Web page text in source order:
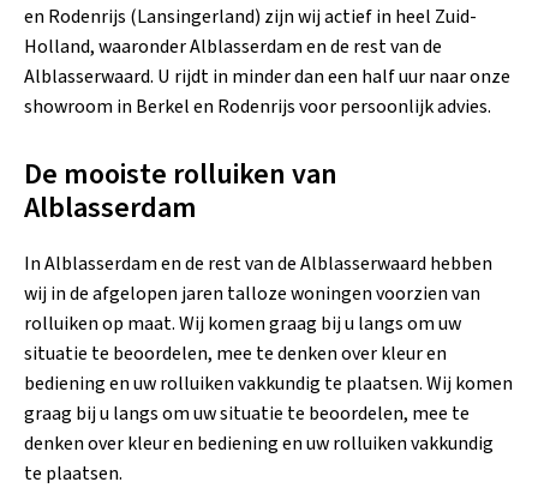
en Rodenrijs (Lansingerland) zijn wij actief in heel Zuid-
Holland, waaronder Alblasserdam en de rest van de
Alblasserwaard. U rijdt in minder dan een half uur naar onze
showroom in Berkel en Rodenrijs voor persoonlijk advies.
De mooiste rolluiken van
Alblasserdam
In Alblasserdam en de rest van de Alblasserwaard hebben
wij in de afgelopen jaren talloze woningen voorzien van
rolluiken op maat. Wij komen graag bij u langs om uw
situatie te beoordelen, mee te denken over kleur en
bediening en uw rolluiken vakkundig te plaatsen. Wij komen
graag bij u langs om uw situatie te beoordelen, mee te
denken over kleur en bediening en uw rolluiken vakkundig
te plaatsen.